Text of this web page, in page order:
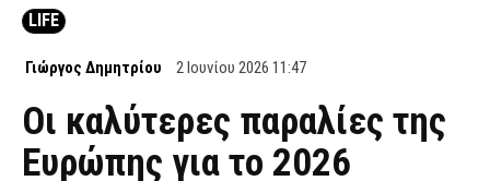
LIFE
Γιώργος Δημητρίου 2 Ιουνίου 2026 11:47
Οι καλύτερες παραλίες της
Ευρώπης για το 2026